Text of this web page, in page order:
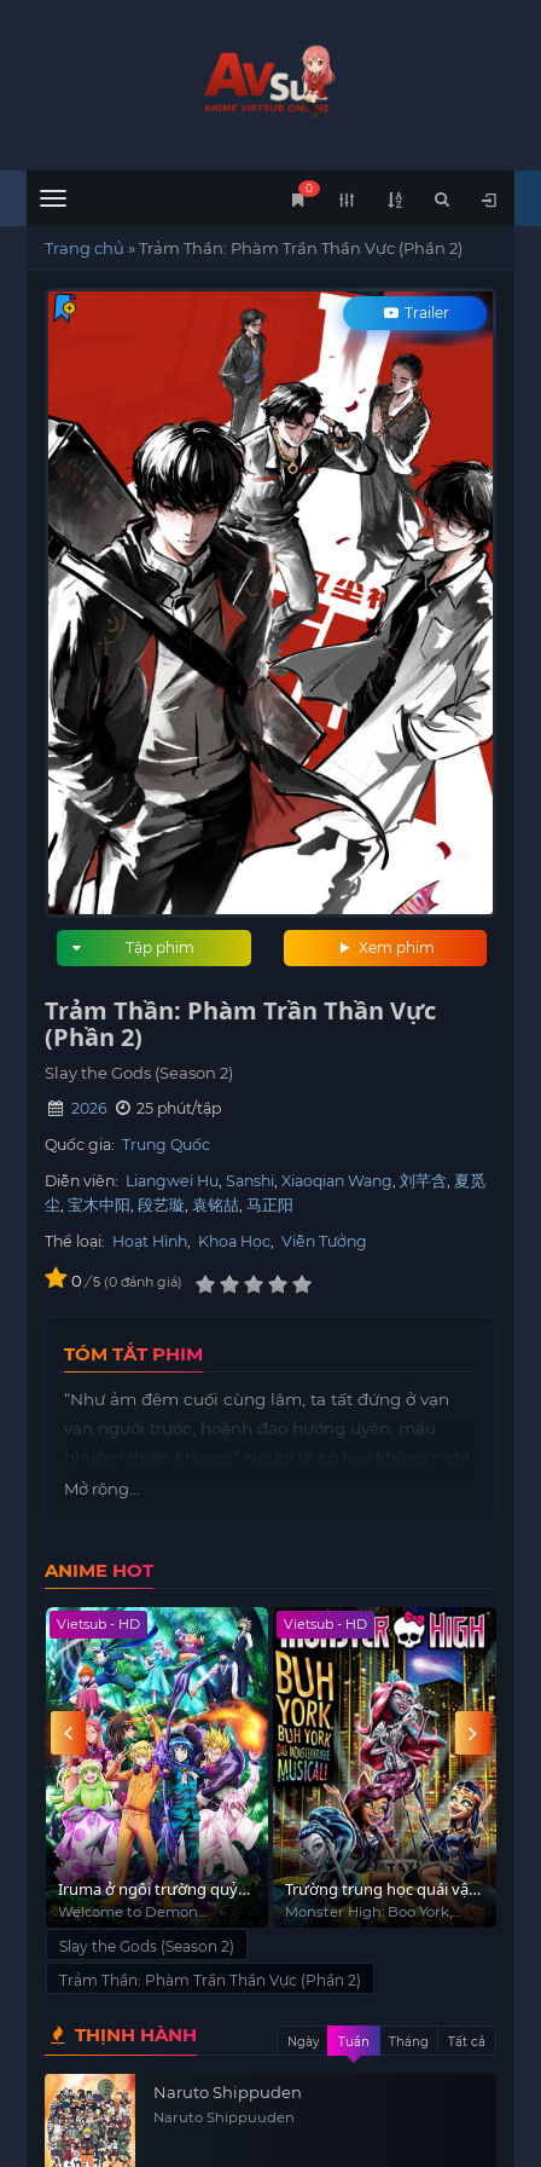
Menu
0
Trang chủ »Trảm Thần: Phàm Trần Thần Vực (Phần 2)
Trailer
Xem phim
Tập phim
Trảm Thần: Phàm Trần Thần Vực
(Phần 2)
Slay the Gods (Season 2)
2026
25 phút/tập
Quốc gia: Trung Quốc
Diễn viên: Liangwei Hu Sanshi Xiaoqian Wang 刘芊含 夏觅
尘 宝木中阳 段艺璇 袁铭喆 马正阳
Thể loại: Hoạt Hình Khoa Học Viễn Tưởng
0 / 5 0 đánh giá
TÓM TẮT PHIM
“Như ảm đêm cuối cùng lâm, ta tất đứng ở vạn
vạn người trước, hoành đao hướng uyên, máu
tới, tại nghê hồng óng ánh đô thị phía dưới, ẩn
người đỉnh trên mặt trăng, đứng lặng lấy canh
nghĩ tới, tại biển người mãnh liệt hiện đại trong
thành thị, tồn tại thay thế thần minh hành tẩu
nhân gian siêu phàm người?
Mở rộng...
ANIME HOT
Vietsub - HD
Iruma ở ngôi trường quỷ
(Phần 3)
Welcome to Demon
School! Iruma-kun (Season
3)
Vietsub - HD
Trường trung học quái vật:
Boo York, Boo York
Monster High: Boo York,
Slay the Gods (Season 2)
Trảm Thần: Phàm Trần Thần Vực (Phần 2)
THỊNH HÀNH Ngày Tuần Tháng Tất cả
Naruto Shippuden
Naruto Shippuuden